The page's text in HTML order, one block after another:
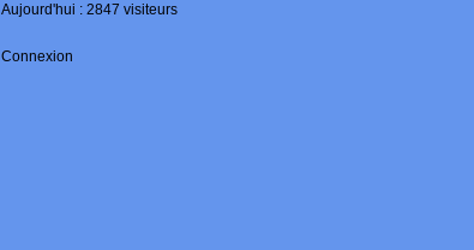
Aujourd'hui : 2847 visiteurs
Connexion